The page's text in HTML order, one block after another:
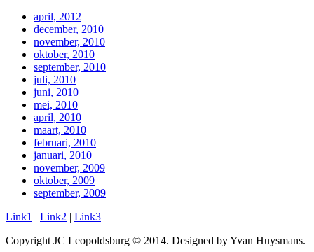
april, 2012
december, 2010
november, 2010
oktober, 2010
september, 2010
juli, 2010
juni, 2010
mei, 2010
april, 2010
maart, 2010
februari, 2010
januari, 2010
november, 2009
oktober, 2009
september, 2009
Link1 | Link2 | Link3
Copyright JC Leopoldsburg © 2014. Designed by Yvan Huysmans.